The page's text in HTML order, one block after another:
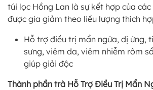
túi lọc Hồng Lan là sự kết hợp của
được gia giảm theo liều lượng thích
Hỗ trợ điều trị mẩn ngứa, dị ứng,
sưng, viêm da, viêm nhiễm rôm
giúp giải độc
Thành phần trà Hỗ Trợ Điều Trị Mẩn